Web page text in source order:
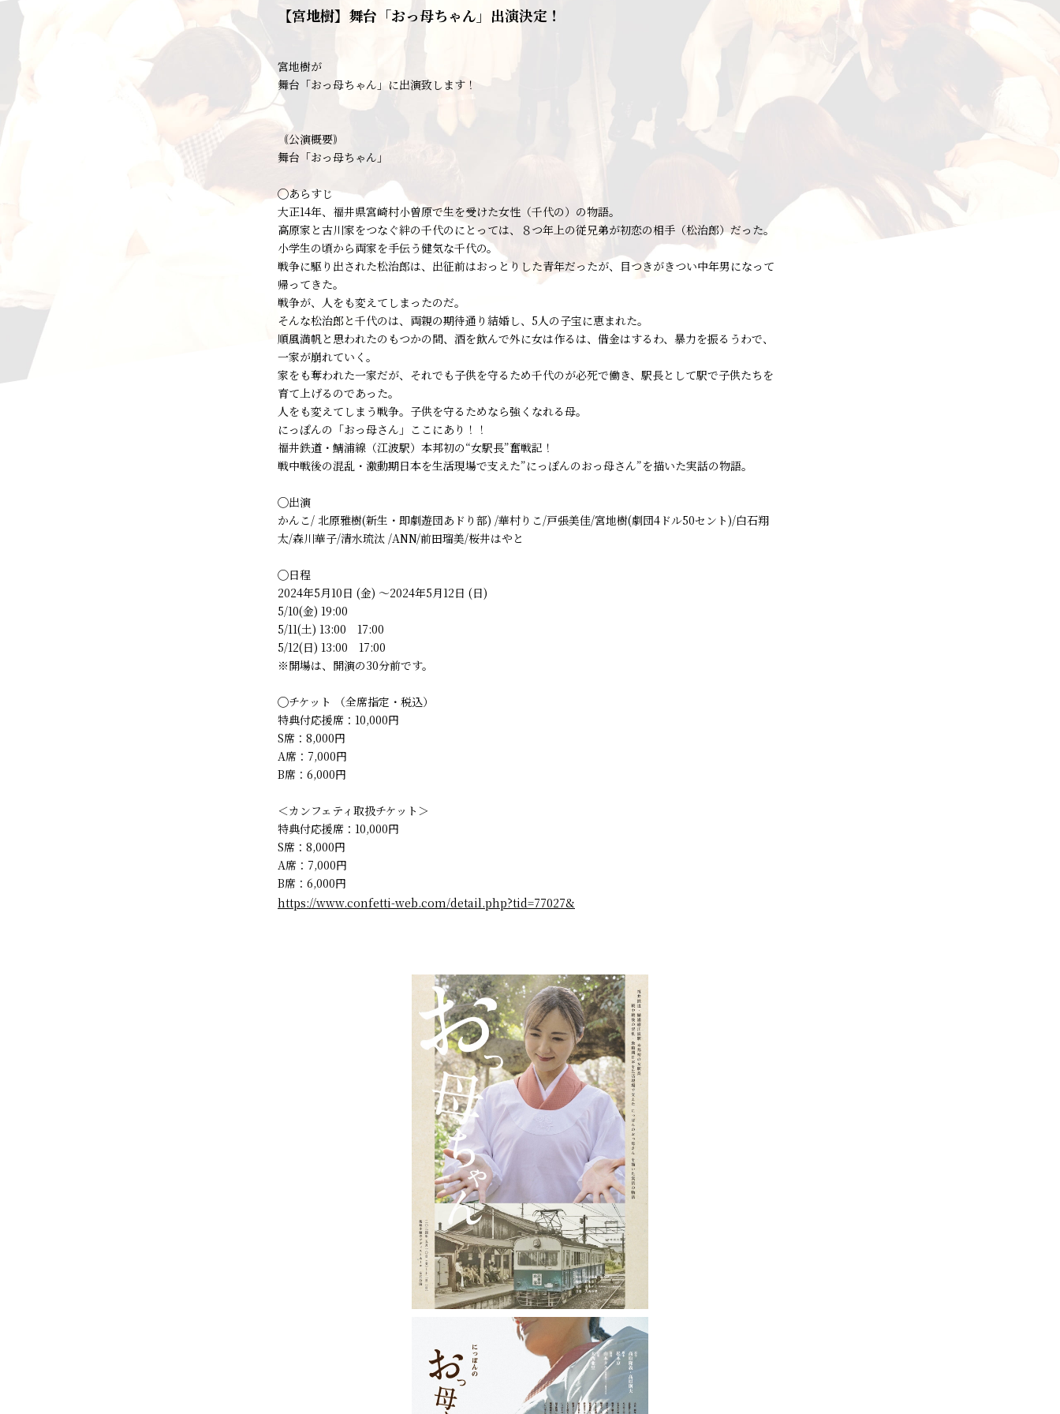
【宮地樹】舞台「おっ母ちゃん」出演決定！
宮地樹が
舞台「おっ母ちゃん」に出演致します！
｟公演概要｠
舞台「おっ母ちゃん」
◯あらすじ
大正14年、福井県宮崎村小曽原で生を受けた女性（千代の）の物語。
高原家と古川家をつなぐ絆の千代のにとっては、８つ年上の従兄弟が初恋の相手（松治郎）だった。
小学生の頃から両家を手伝う健気な千代の。
戦争に駆り出された松治郎は、出征前はおっとりした青年だったが、目つきがきつい中年男になって
帰ってきた。
戦争が、人をも変えてしまったのだ。
そんな松治郎と千代のは、両親の期待通り結婚し、5人の子宝に恵まれた。
順風満帆と思われたのもつかの間、酒を飲んで外に女は作るは、借金はするわ、暴力を振るうわで、
一家が崩れていく。
家をも奪われた一家だが、それでも子供を守るため千代のが必死で働き、駅長として駅で子供たちを
育て上げるのであった。
人をも変えてしまう戦争。子供を守るためなら強くなれる母。
にっぽんの「おっ母さん」ここにあり！！
福井鉄道・鯖浦線（江波駅）本邦初の“女駅長”奮戦記！
戦中戦後の混乱・激動期日本を生活現場で支えた”にっぽんのおっ母さん”を描いた実話の物語。
◯出演
かんこ/ 北原雅樹(新生・即劇遊団あドり部) /華村りこ/戸張美佳/宮地樹(劇団4ドル50セント)/白石翔
太/森川華子/清水琉汰 /ANN/前田瑠美/桜井はやと
◯日程
2024年5月10日 (金) ～2024年5月12日 (日)
5/10(金) 19:00
5/11(土) 13:00 17:00
5/12(日) 13:00 17:00
※開場は、開演の30分前です。
◯チケット （全席指定・税込）
特典付応援席：10,000円
S席：8,000円
A席：7,000円
B席：6,000円
＜カンフェティ取扱チケット＞
特典付応援席：10,000円
S席：8,000円
A席：7,000円
B席：6,000円
https://www.confetti-web.com/detail.php?tid=77027&